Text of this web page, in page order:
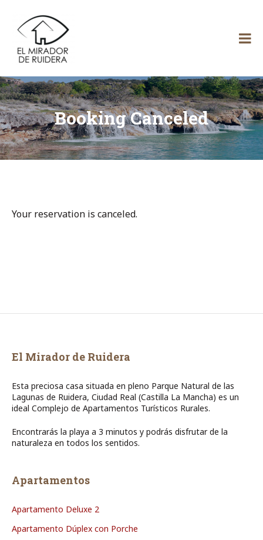
content
El
Mirador
de Ruidera
Booking Canceled
Your reservation is canceled.
El Mirador de Ruidera
Esta preciosa casa situada en pleno Parque Natural de las
Lagunas de Ruidera, Ciudad Real (Castilla La Mancha) es un
ideal Complejo de Apartamentos Turísticos Rurales.
Encontrarás la playa a 3 minutos y podrás disfrutar de la
naturaleza en todos los sentidos.
Apartamentos
Apartamento Deluxe 2
Apartamento Dúplex con Porche